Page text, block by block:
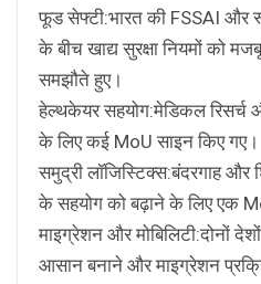
फूड सेफ्टी:भारत की FSSAI और
के बीच खाद्य सुरक्षा नियमों को
समझौते हुए।
हेल्थकेयर सहयोग:मेडिकल रिसर्च
के लिए कई MoU साइन किए गए।
समुद्री लॉजिस्टिक्स:बंदरगाह
के सहयोग को बढ़ाने के लिए एक
माइग्रेशन और मोबिलिटी:दोनों
आसान बनाने और माइग्रेशन